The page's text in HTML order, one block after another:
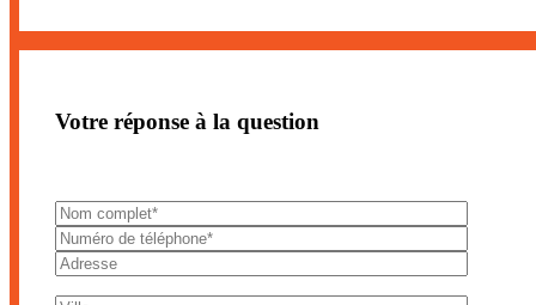
Votre réponse à la question